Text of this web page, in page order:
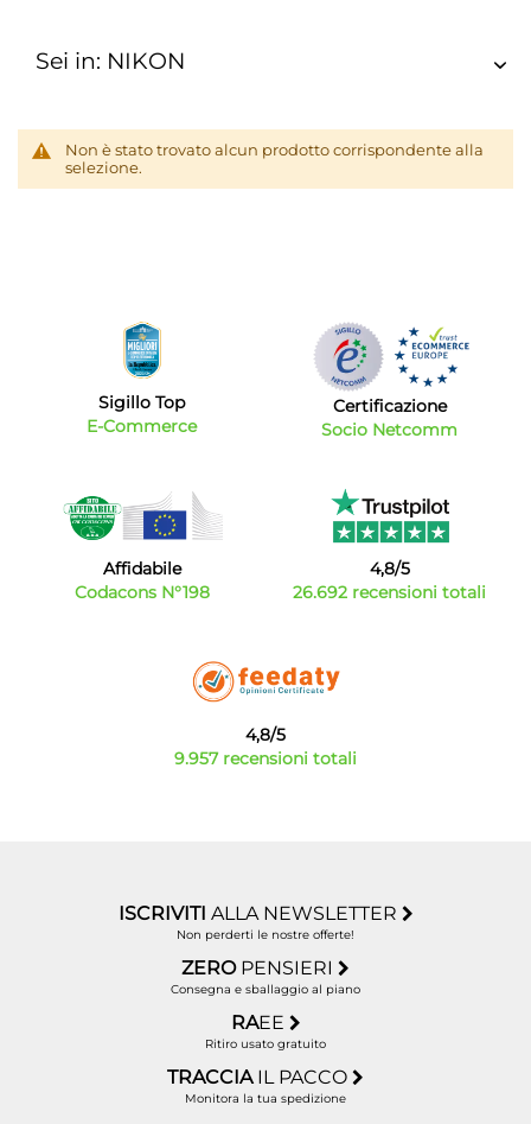
Non è stato trovato alcun prodotto corrispondente alla
selezione.
Sei in: NIKON
Sigillo Top
E-Commerce
Certificazione
Socio Netcomm
Affidabile
Codacons N°198
4,8/5
26.692 recensioni totali
4,8/5
9.957 recensioni totali
ISCRIVITI ALLA NEWSLETTER
Non perderti le nostre offerte!
ZERO PENSIERI
Consegna e sballaggio al piano
RAEE
Ritiro usato gratuito
TRACCIA IL PACCO
Monitora la tua spedizione